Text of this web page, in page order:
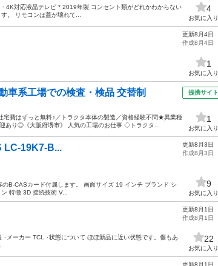
4K対応液晶テレビ * 2019年製 コンセント類がどれかわからない
。 リモコンは蓋が壊れて...
4
お気に入り
更新8月4日
作成8月4日
1
お気に入り
系工場での検査・検品 交替制
宅費はずっと無料♪／トラクタ本体の製造／資格経験不問★異業種
あり◎《大阪府堺市》 人気の工場のお仕事 ◇トラクタ...
提携サイト
1
お気に入り
LC-19K7-B...
B-CASカード付属します。 画面サイズ 19 インチ ブランド シ
特徴 3D 接続技術 V...
更新8月3日
作成8月3日
9
お気に入り
ーカー TCL ･状態について ほぼ新品に近い状態です。傷もあ
更新8月1日
作成8月1日
22
お気に入り
更新8月1日